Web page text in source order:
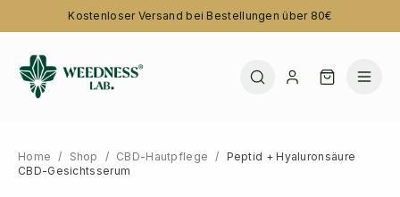
Kostenloser Versand bei Bestellungen über 80€
Home / Shop / CBD-Hautpflege / Peptid + Hyaluronsäure
CBD-Gesichtsserum